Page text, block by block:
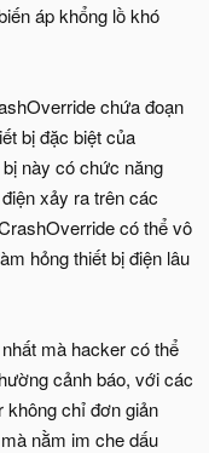
áp khổng lồ khó
chứa đoạn
bị đặc biệt của
này có chức năng
xảy ra trên các
có thể vô
hỏng thiết bị điện lâu
mà hacker có thể
cảnh báo, với các
không chỉ đơn giản
nằm im che dấu